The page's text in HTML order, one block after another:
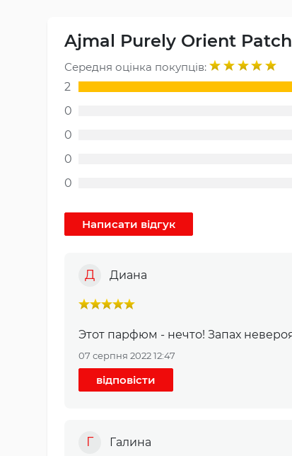
Ajmal Purely Orient
Середня оцінка покупців:
2
0
0
0
0
Д Диана
Этот парфюм - нечто! Запах
07 серпня 2022 12:47
відповісти
Г Галина